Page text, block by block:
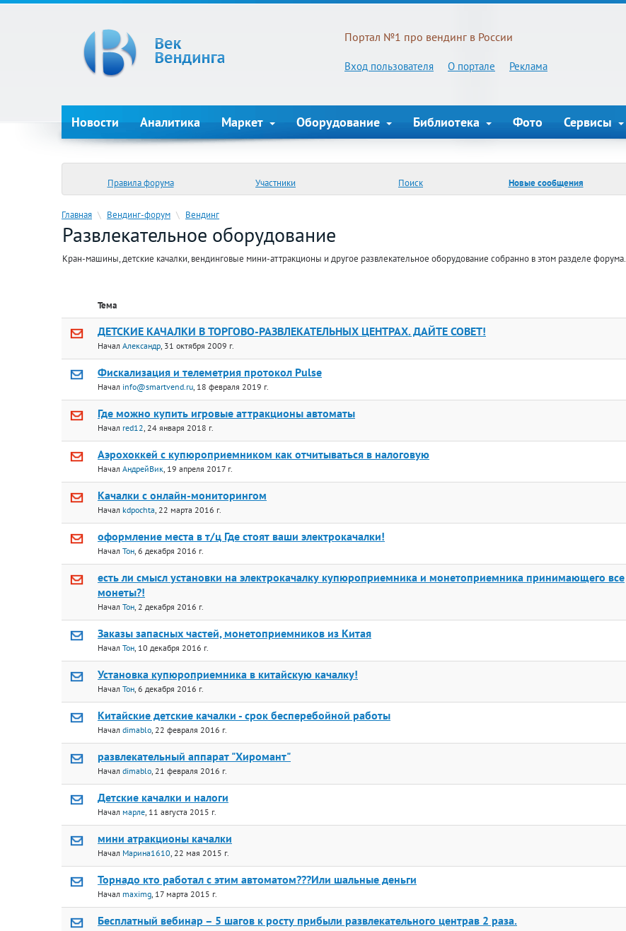
Портал №1 про вендинг в России
Вход пользователя О портале Реклама
Новости Аналитика Маркет Оборудование Библиотека Фото Сервисы
Правила форума Участники Поиск Новые сообщения
Главная \ Вендинг-форум \ Вендинг
Развлекательное оборудование
Кран-машины, детские качалки, вендинговые мини-аттракционы и другое развлекательное оборудование собранно в этом разделе форума.
Тема
ДЕТСКИЕ КАЧАЛКИ В ТОРГОВО-РАЗВЛЕКАТЕЛЬНЫХ ЦЕНТРАХ. ДАЙТЕ СОВЕТ!
Начал Александр, 31 октября 2009 г.
Фискализация и телеметрия протокол Pulse
Начал info@smartvend.ru, 18 февраля 2019 г.
Где можно купить игровые аттракционы автоматы
Начал red12, 24 января 2018 г.
Аэрохоккей с купюроприемником как отчитываться в налоговую
Начал АндрейВик, 19 апреля 2017 г.
Качалки с онлайн-мониторингом
Начал kdpochta, 22 марта 2016 г.
оформление места в т/ц Где стоят ваши электрокачалки!
Начал Тон, 6 декабря 2016 г.
есть ли смысл установки на электрокачалку купюроприемника и монетоприемника принимающего все
монеты?!
Начал Тон, 2 декабря 2016 г.
Заказы запасных частей, монетоприемников из Китая
Начал Тон, 10 декабря 2016 г.
Установка купюроприемника в китайскую качалку!
Начал Тон, 6 декабря 2016 г.
Китайские детские качалки - срок бесперебойной работы
Начал dimablo, 22 февраля 2016 г.
развлекательный аппарат "Хиромант"
Начал dimablo, 21 февраля 2016 г.
Детские качалки и налоги
Начал марле, 11 августа 2015 г.
мини атракционы качалки
Начал Марина1610, 22 мая 2015 г.
Торнадо кто работал с этим автоматом???Или шальные деньги
Начал maximg, 17 марта 2015 г.
Бесплатный вебинар – 5 шагов к росту прибыли развлекательного центрав 2 раза.